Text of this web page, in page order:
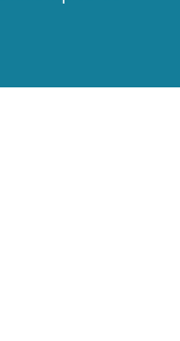
patrimoine des